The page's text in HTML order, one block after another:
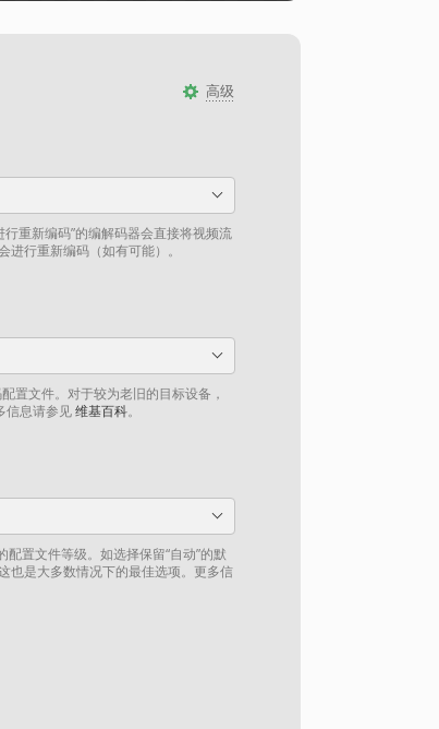
高级
重新编码”的编解码器会直接将视频流
行重新编码（如有可能）。
置文件。对于较为老旧的目标设备，
信息请参见维基百科。
置文件等级。如选择保留“自动”的默
也是大多数情况下的最佳选项。更多信